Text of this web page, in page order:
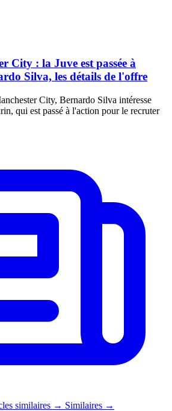
City : la Juve est passée à
Silva, les détails de l'offre
City, Bernardo Silva intéresse
qui est passé à l'action pour le recruter
similaires → Similaires →